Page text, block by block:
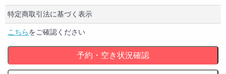
特定商取引法に基づく表示
こちらをご確認ください
予約・空き状況確認